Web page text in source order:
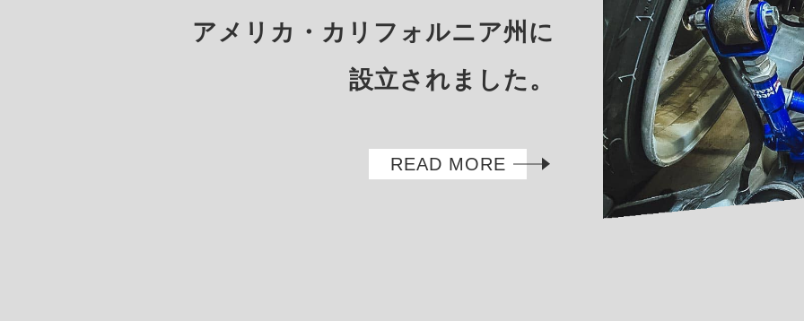
アメリカ・カリフォルニア州に
設立されました。
READ MORE